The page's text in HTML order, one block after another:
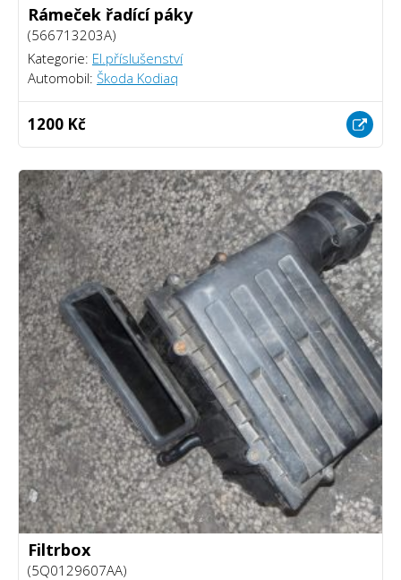
Rámeček řadící páky
(566713203A)
Kategorie: El.příslušenství
Automobil: Škoda Kodiaq
1200 Kč
Filtrbox
(5Q0129607AA)